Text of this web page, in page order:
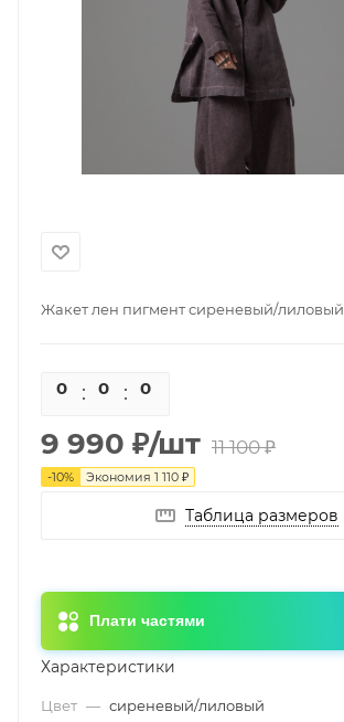
Жакет лен пигмент сиреневый/лиловый
0 0 0
9 990 ₽/шт 11 100₽
-10% Экономия 1 110 ₽
Таблица размеров
Плати частями
Характеристики
Цвет — сиреневый/лиловый